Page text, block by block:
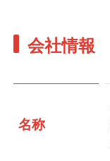
会社情報
名称